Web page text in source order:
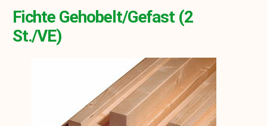
Fichte Gehobelt/gefast (2
St./VE)